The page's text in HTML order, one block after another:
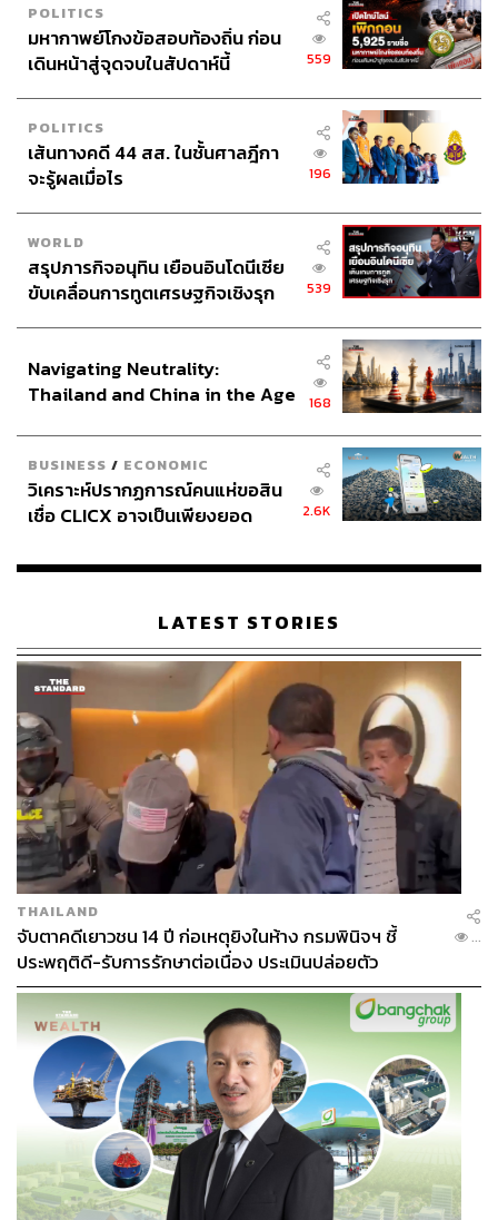
แล้วนักการเมืองมาตอนไหน
ผมว่าผมมีมุมมองของนักการเมืองมากกว่า คือการเรียน
วิศวะจะตั้งคำถามตลอดเวลา คือวิศวะเวลาจะแก้ปัญหาจะ
คิดถึงเหตุแล้วก็ไปแก้ที่ผล แต่เวลาจะขับเคลื่อนโครงการจะ
กำหนดผลไว้ก่อน แล้วมาสร้างเหตุที่ทำให้ได้ผลนั้น
ผมเป็นคนที่คิดว่าทำไมต้องเป็นแบบนี้ด้วย ทำไมต้องยอมรับ
เงื่อนไขอย่างนี้ด้วย ถ้าเราอยากจะได้ดีกว่านี้เราต้องทำ
อย่างไร ถ้าบอกไม่ได้ก็ไม่เชื่อ
เราเชื่อว่าความเป็นวิศวะทุกสิ่งทุกอย่างทำได้ ขึ้นอยู่กับคุ้ม
หรือเปล่า ดังนั้นผมจะไม่ยอมจำนนกับข้อจำกัดเก่าๆ ที่บอกกัน
ว่าเปลี่ยนแปลงไม่ได้ ตั้งแต่ผมเรียนจนถึงผมทำงานก็ยังเป็น
คนนิสัยแบบนี้ เป็นนักเปลี่ยนแปลง ยิ่งใครบอกว่าเขาทำอย่าง
นี้มาสิบกว่าปีแล้วผมยิ่งคัน ทำไมจะเปลี่ยนแปลงไม่ได้
ก่อนมาเป็นนักการเมืองทำเรื่องการศึกษา เขียน
หนังสือ
ใช่ เป็นงานอดิเรก
จากวิศวะไปเรื่องนั้นได้อย่างไร
คือผมมีโอกาสทำงานในธุรกิจหนังสือแห่งหนึ่ง ต้องยอมรับว่า
เจ้านายและเพื่อนร่วมงานตอนนั้นดีเอ็นเอตรงกัน สมัยก่อนจะ
ได้ยินคนพูดว่าคนไทยอ่านหนังสือ 7-8 บรรทัด คนไทยไม่ชอบ
อ่านหนังสือหรอก แต่พวกเรา…เจ้านายผม ผม และเพื่อนร่วม
งาน ไม่ได้เชื่ออย่างนั้น แต่เชื่อว่าที่คนไทยไม่อ่านหนังสือ
เพราะเข้าถึงหนังสือได้ยาก ถ้าเราเชื่ออย่างนั้น เราต้องทำให้
คนไทยเข้าถึงหนังสือได้ง่ายสิ
แล้วสุดท้ายสิ่งที่เราทำก็เป็นภารกิจ แม้จะเป็นเรื่องธุรกิจก็จริง
แต่เราก็เป็นกลไกเล็กๆ ที่ทำให้คนไทยเข้าถึงหนังสือได้มาก
ขึ้น แล้วคนอ่านหนังสือมากขึ้น เราเรียกว่าเป็นกลไกเล็กๆ
แล้วมันก็เป็นการพิสูจน์ความเชื่อ ถ้าเราต้องการผลแบบนี้ เรา
สร้างเหตุให้เกิด แล้วก็จากตรงนั้นเกี่ยวกับเรื่องหนังสือเราก็ไป
ทำงานการศึกษา ซึ่งงานที่ผมทำไม่ใช่เรื่องหนังสืออย่างเดียว
เป็นการศึกษาด้วย และพบว่าวิธีคิดทางการศึกษาประเทศไทย
ไม่เหมือนสิงคโปร์ ญี่ปุ่น และเกาหลีใต้ พบว่าเพราะ Process
เราผิด การศึกษาเราเอาระบบการคัดเลือกมาเป็นระบบการ
ศึกษา นี่มันไม่ใช่ระบบการพัฒนาให้ทุกคนเติมเต็มศักยภาพ
ของตัวเอง
POLITICS
มหากาพย์โกงข้อสอบท้องถิ่น ก่อน
เดินหน้าสู่จุดจบในสัปดาห์นี้
559
POLITICS
เส้นทางคดี 44 สส. ในชั้นศาลฎีกา
จะรู้ผลเมื่อไร
196
WORLD
สรุปภารกิจอนุทิน เยือนอินโดนีเซีย
ขับเคลื่อนการทูตเศรษฐกิจเชิงรุก
539
Navigating Neutrality:
Thailand and China in the Age
168
BUSINESS / ECONOMIC
วิเคราะห์ปรากฏการณ์คนแห่ขอสิน
เชื่อ CLICX อาจเป็นเพียงยอด
เรือนไทยที่ถูกซุกไว้
2.6K
LATEST STORIES
THAILAND
จับตาคดีเยาวชน 14 ปี ก่อเหตุยิงในห้าง กรมพินิจฯ ชี้
ประพฤติดี-รับการรักษาต่อเนื่อง ประเมินปล่อยตัว
...